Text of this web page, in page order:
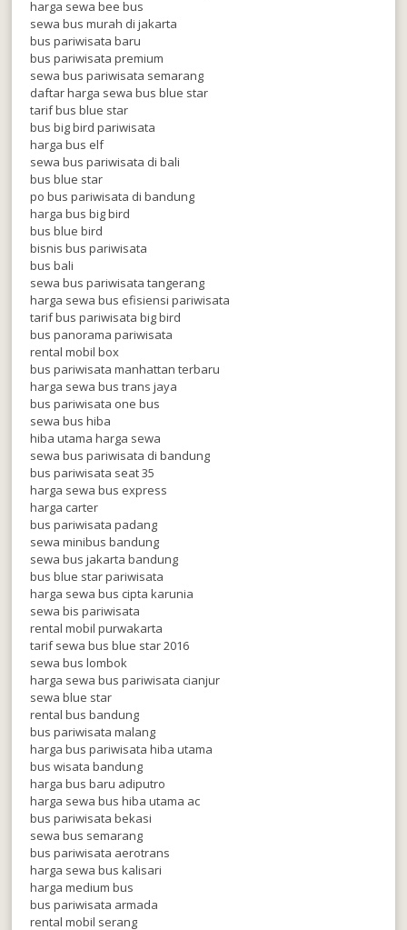
harga sewa bee bus
sewa bus murah di jakarta
bus pariwisata baru
bus pariwisata premium
sewa bus pariwisata semarang
daftar harga sewa bus blue star
tarif bus blue star
bus big bird pariwisata
harga bus elf
sewa bus pariwisata di bali
bus blue star
po bus pariwisata di bandung
harga bus big bird
bus blue bird
bisnis bus pariwisata
bus bali
sewa bus pariwisata tangerang
harga sewa bus efisiensi pariwisata
tarif bus pariwisata big bird
bus panorama pariwisata
rental mobil box
bus pariwisata manhattan terbaru
harga sewa bus trans jaya
bus pariwisata one bus
sewa bus hiba
hiba utama harga sewa
sewa bus pariwisata di bandung
bus pariwisata seat 35
harga sewa bus express
harga carter
bus pariwisata padang
sewa minibus bandung
sewa bus jakarta bandung
bus blue star pariwisata
harga sewa bus cipta karunia
sewa bis pariwisata
rental mobil purwakarta
tarif sewa bus blue star 2016
sewa bus lombok
harga sewa bus pariwisata cianjur
sewa blue star
rental bus bandung
bus pariwisata malang
harga bus pariwisata hiba utama
bus wisata bandung
harga bus baru adiputro
harga sewa bus hiba utama ac
bus pariwisata bekasi
sewa bus semarang
bus pariwisata aerotrans
harga sewa bus kalisari
harga medium bus
bus pariwisata armada
rental mobil serang